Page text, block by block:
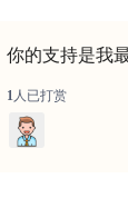
你的支持是我
1人已打赏